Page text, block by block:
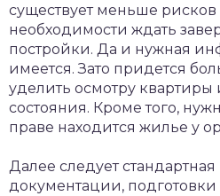
существует меньше рисков
необходимости ждать
постройки. Да и нужная
имеется. Зато придется
уделить осмотру квартиры
состояния. Кроме того,
праве находится жилье у
Далее следует
документации, подготовки